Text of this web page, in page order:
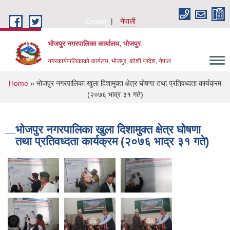
English
नेपाली
भोजपुर नगरपालिका कार्यालय, भाेजपुर
नगरकार्यपालिकाकाे कार्यलय, भाेजपुर, कोशी प्रदेश, नेपाल
You are here
Home » भाेजपुर नगरपालिका खुला दिशामुक्त क्षेत्र घाेषणा तथा प्रतिवध्दता कार्यक्रम
(२०७६ भाद्र ३१ गते)
भाेजपुर नगरपालिका खुला दिशामुक्त क्षेत्र घाेषणा
तथा प्रतिवध्दता कार्यक्रम (२०७६ भाद्र ३१ गते)